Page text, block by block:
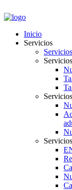
Inicio
Servicios